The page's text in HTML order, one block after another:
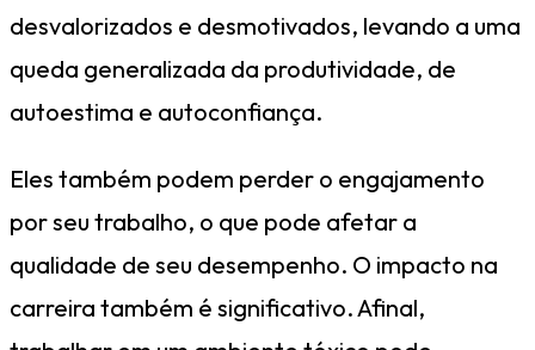
desvalorizados e desmotivados, levando a uma
queda generalizada da produtividade, de
autoestima e autoconfiança.
Eles também podem perder o engajamento
por seu trabalho, o que pode afetar a
qualidade de seu desempenho. O impacto na
carreira também é significativo. Afinal,